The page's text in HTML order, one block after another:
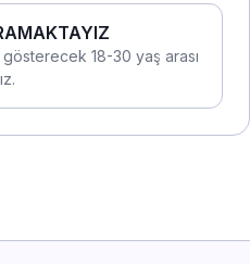
gösterecek 18-30 yaş arası